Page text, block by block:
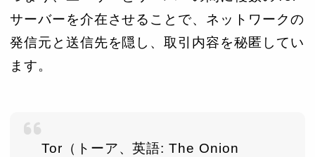
サーバーを介在させることで、ネットワークの
発信元と送信先を隠し、取引内容を秘匿してい
ます。
Tor（トーア、英語:The Onion